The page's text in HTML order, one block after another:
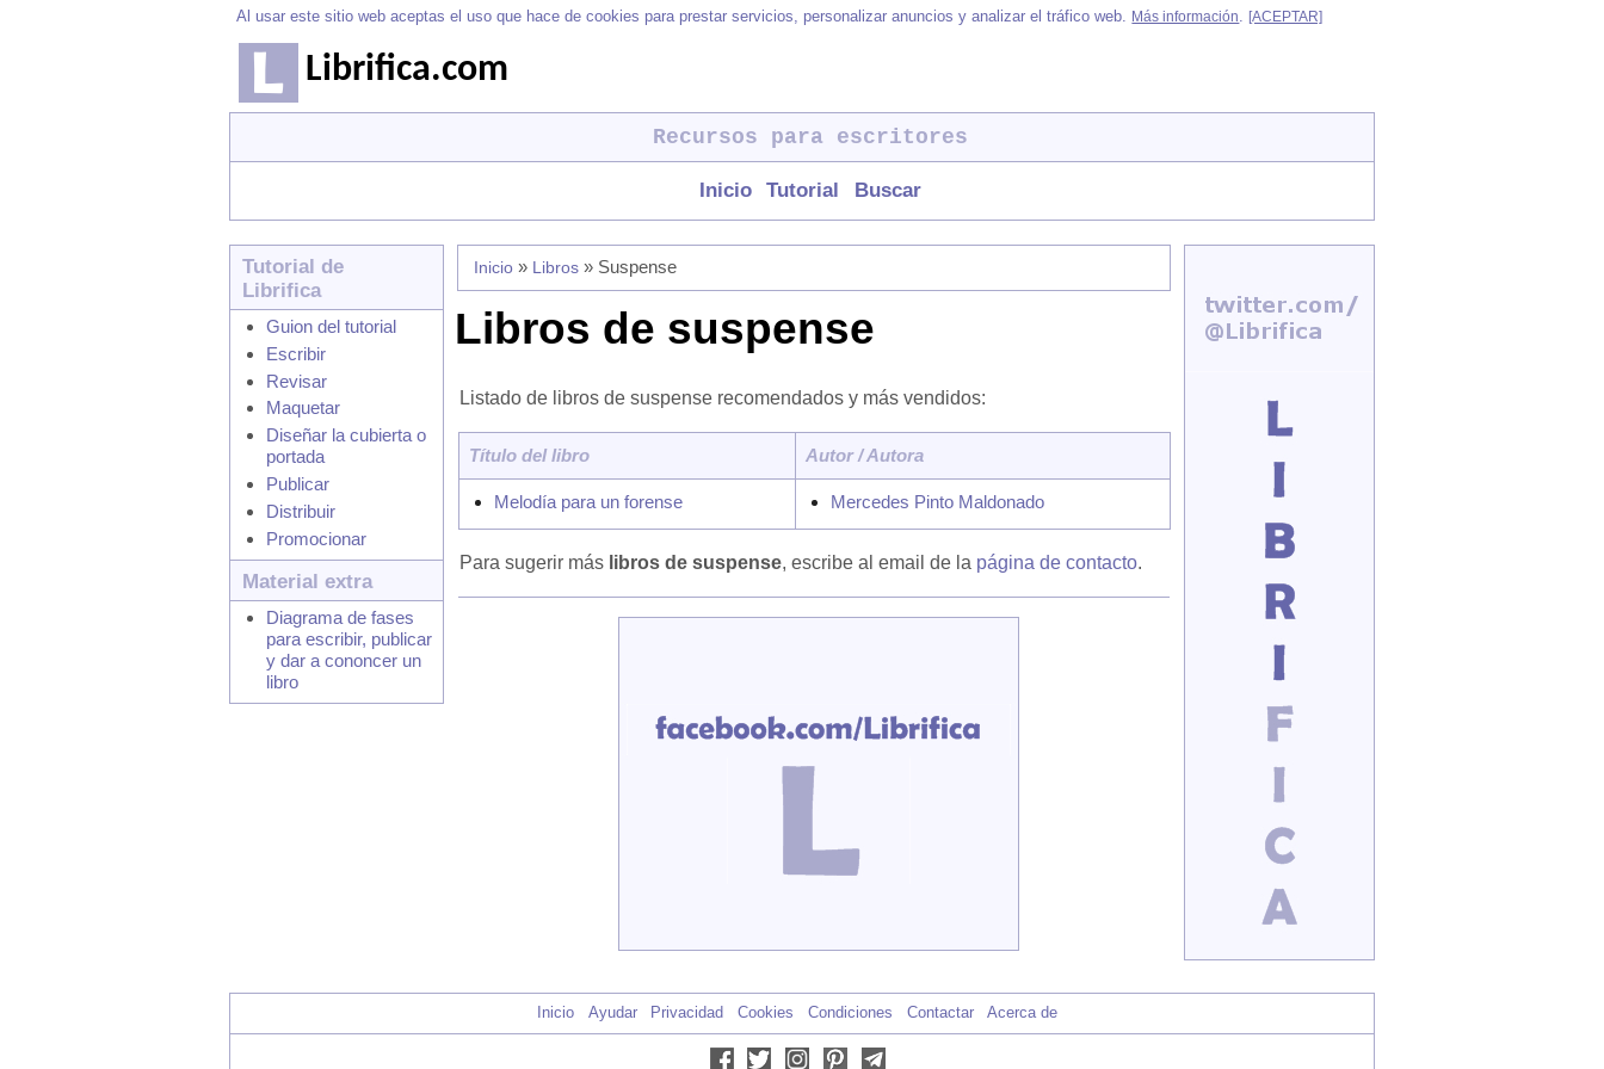
Al usar este sitio web aceptas el uso que hace de cookies para prestar servicios, personalizar anuncios y analizar el tráfico web. Más información. [ACEPTAR]
Librifica.com
Recursos para escritores
Inicio Tutorial Buscar
Tutorial de
Librifica
Guion del tutorial
Escribir
Revisar
Maquetar
Diseñar la cubierta o
portada
Publicar
Distribuir
Promocionar
Material extra
Diagrama de fases
para escribir, publicar
y dar a cononcer un
libro
Inicio» Libros» Suspense
Libros de suspense
Listado de libros de suspense recomendados y más vendidos:
Título del libro Autor / Autora
Melodía para un forense Mercedes Pinto Maldonado
Para sugerir más libros de suspense, escribe al email de la página de contacto.
Inicio Ayudar Privacidad Cookies Condiciones Contactar Acerca de